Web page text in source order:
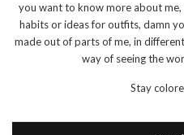
you want to know more about
habits or ideas for outfits, damn
made out of parts of me, in
way of seeing the
Stay